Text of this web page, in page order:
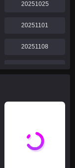
20251025
20251101
20251108
20251115